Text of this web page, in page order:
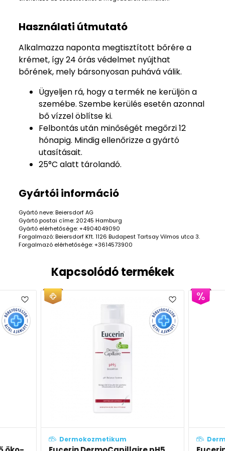
Használati útmutató
Alkalmazza naponta megtisztított bőrére a
krémet, így 24 órás védelmet nyújthat
bőrének, mely bársonyosan puhává válik.
Ügyeljen rá, hogy a termék ne kerüljön a
szemébe. Szembe kerülés esetén azonnal
bő vízzel öblítse ki.
Felbontás után minőségét megőrzi 12
hónapig. Mindig ellenőrizze a gyártó
utasításait.
25°C alatt tárolandó.
Gyártói információ
Gyártó neve: Beiersdorf AG
Gyártó postai címe: 20245 Hamburg
Gyártó elérhetősége: +4904049090
Forgalmazó: Beiersdorf Kft. 1126 Budapest Tartsay Vilmos utca 3.
Forgalmazó elérhetősége: +3614573900
Kapcsolódó termékek
Dermokozmetikum